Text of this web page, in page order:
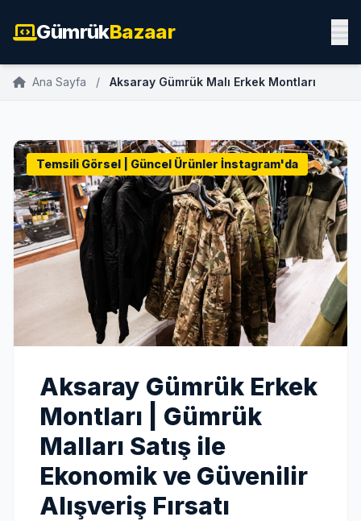
GümrükBazaar
Ana Sayfa / Aksaray Gümrük Malı Erkek Montları
Temsili Görsel | Güncel Ürünler İnstagram'da
Aksaray Gümrük Erkek
Montları | Gümrük
Malları Satış ile
Ekonomik ve Güvenilir
Alışveriş Fırsatı